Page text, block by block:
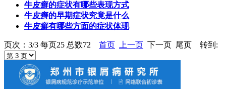
牛皮癣的症状有哪些表现方式
牛皮癣的早期症状究竟是什么
牛皮癣有哪些方面的症状体现
页次：3/3 每页25 总数72 首页 上一页 下一页 尾页 转到: